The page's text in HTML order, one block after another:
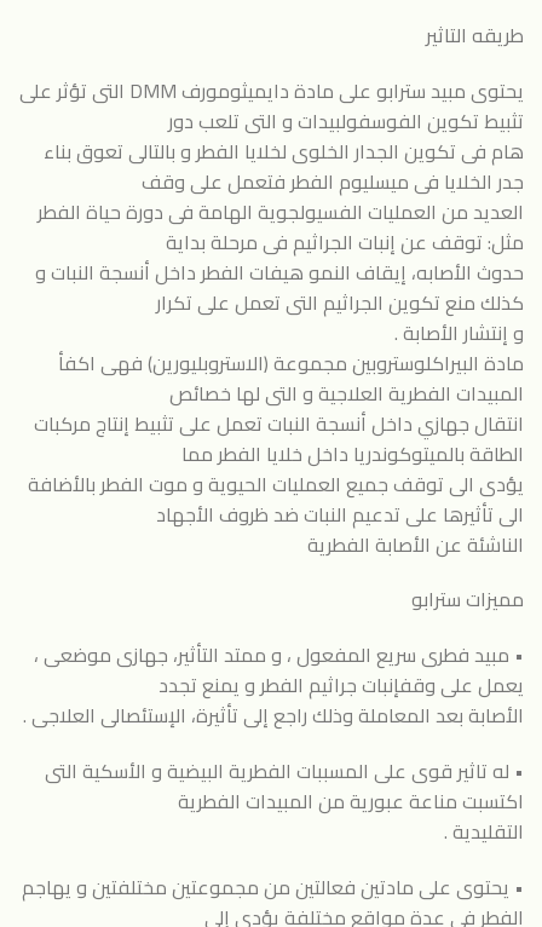
طريقه التاثير
يحتوى مبيد سترابو على مادة دايميثومورف DMM التى تؤثر على
تثبيط تكوين الفوسفولبيدات و التى تلعب دور
هام فى تكوين الجدار الخلوى لخلايا الفطر و بالتالى تعوق بناء
جدر الخلايا فى ميسليوم الفطر فتعمل على وقف
العديد من العمليات الفسيولجوية الهامة فى دورة حياة الفطر
مثل: توقف عن إنبات الجراثيم فى مرحلة بداية
حدوث الأصابه، إيقاف النمو هيفات الفطر داخل أنسجة النبات و
كذلك منع تكوين الجراثيم التى تعمل على تكرار
و إنتشار الأصابة .
مادة البيراكلوستروبين مجموعة (الاستروبليورين) فهى اكفأ
المبيدات الفطرية العلاجية و التى لها خصائص
انتقال جهازي داخل أنسجة النبات تعمل على تثبيط إنتاج مركبات
الطاقة بالميتوكوندريا داخل خلايا الفطر مما
يؤدى الى توقف جميع العمليات الحيوية و موت الفطر بالأضافة
الى تأثيرها على تدعيم النبات ضد ظروف الأجهاد
الناشئة عن الأصابة الفطرية
مميزات سترابو
• مبيد فطرى سريع المفعول ، و ممتد التأثير، جهازى موضعى ،
يعمل على وقفإنبات جراثيم الفطر و يمنع تجدد
الأصابة بعد المعاملة وذلك راجع إلى تأثيرة، الإستئصالى العلاجى .
• له تاثير قوى على المسببات الفطرية البيضية و الأسكية التى
اكتسبت مناعة عبورية من المبيدات الفطرية
التقليدية .
• يحتوى على مادتين فعالتين من مجموعتين مختلفتين و يهاجم
الفطر فى عدة مواقع مختلفة يؤدى إلى